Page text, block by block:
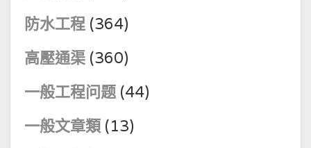
防水工程 (364)
高壓通渠 (360)
一般工程问题 (44)
一般文章類 (13)